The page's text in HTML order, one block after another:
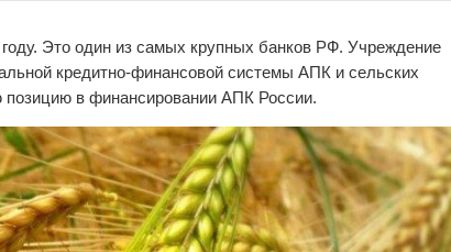
Это один из самых крупных банков РФ. Учреждение
кредитно-финансовой системы АПК и сельских
позицию в финансировании АПК России.